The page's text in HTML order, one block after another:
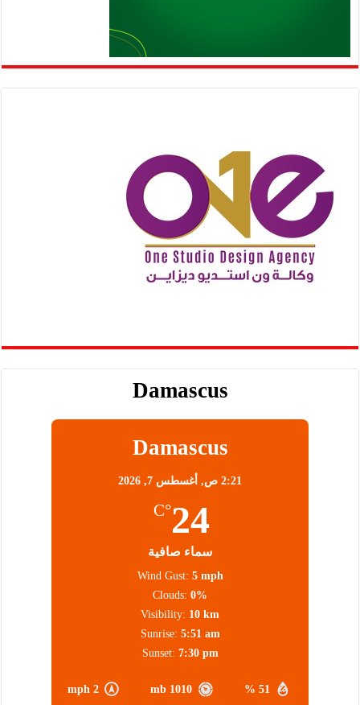
Damascus
Damascus
2:21 ص, أغسطس 7, 2026
24
°C
سماء صافية
51 %
1010 mb
2 mph
Wind Gust: 5 mph
Clouds: 0%
Visibility: 10 km
Sunrise: 5:51 am
Sunset: 7:30 pm